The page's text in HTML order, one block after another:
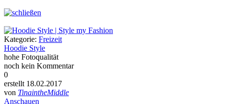
Kategorie: Freizeit
Hoodie Style
hohe Fotoqualität
noch kein Kommentar
0
erstellt 18.02.2017
von TinaintheMiddle
Anschauen